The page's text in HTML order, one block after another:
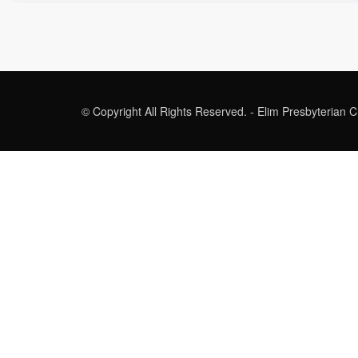
© Copyright All Rights Reserved. - Elim Presbyterian